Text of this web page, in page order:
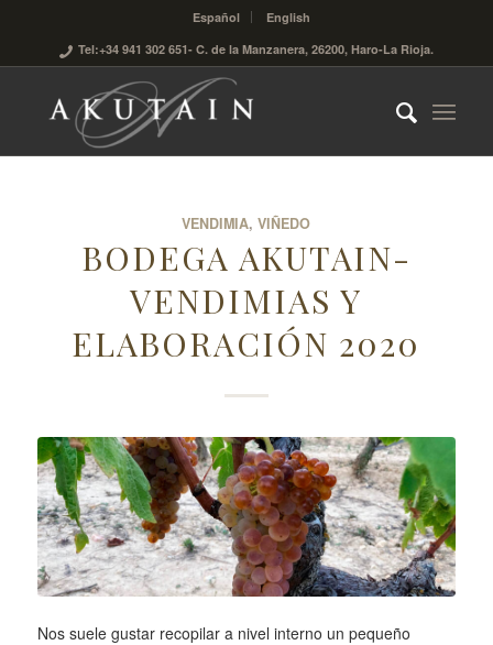
Español
English
Tel:+34 941 302 651- C. de la Manzanera, 26200, Haro-La Rioja.
VENDIMIA,VIÑEDO
BODEGA AKUTAIN-
VENDIMIAS Y
ELABORACIÓN 2020
Nos suele gustar recopilar a nivel interno un pequeño